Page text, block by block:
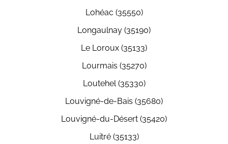
Lohéac (35550)
Longaulnay (35190)
Le Loroux (35133)
Lourmais (35270)
Loutehel (35330)
Louvigné-de-Bais (35680)
Louvigné-du-Désert (35420)
Luitré (35133)